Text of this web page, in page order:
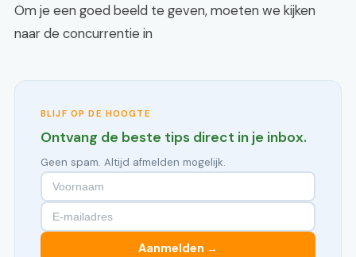
Om je een goed beeld te geven, moeten we kijken
naar de concurrentie in
BLIJF OP DE HOOGTE
Ontvang de beste tips direct in je inbox.
Geen spam. Altijd afmelden mogelijk.
Aanmelden →